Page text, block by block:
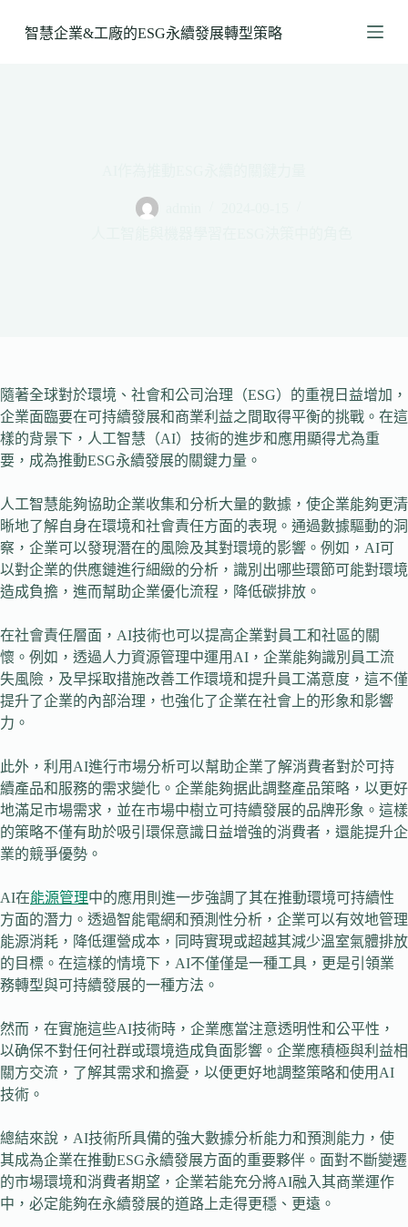
至
智慧企業&工廠的ESG永續發展轉型策略
隨著全球對於環境、社會和公司治理（ESG）的重視日益增加，
企業面臨要在可持續發展和商業利益之間取得平衡的挑戰。在這
樣的背景下，人工智慧（AI）技術的進步和應用顯得尤為重
要，成為推動ESG永續發展的關鍵力量。
人工智慧能夠協助企業收集和分析大量的數據，使企業能夠更清
晰地了解自身在環境和社會責任方面的表現。通過數據驅動的洞
察，企業可以發現潛在的風險及其對環境的影響。例如，AI可
以對企業的供應鏈進行細緻的分析，識別出哪些環節可能對環境
造成負擔，進而幫助企業優化流程，降低碳排放。
在社會責任層面，AI技術也可以提高企業對員工和社區的關
懷。例如，透過人力資源管理中運用AI，企業能夠識別員工流
失風險，及早採取措施改善工作環境和提升員工滿意度，這不僅
提升了企業的內部治理，也強化了企業在社會上的形象和影響
力。
此外，利用AI進行市場分析可以幫助企業了解消費者對於可持
續產品和服務的需求變化。企業能夠据此調整產品策略，以更好
地滿足市場需求，並在市場中樹立可持續發展的品牌形象。這樣
的策略不僅有助於吸引環保意識日益增強的消費者，還能提升企
業的競爭優勢。
AI在能源管理中的應用則進一步強調了其在推動環境可持續性
方面的潛力。透過智能電網和預測性分析，企業可以有效地管理
能源消耗，降低運營成本，同時實現或超越其減少溫室氣體排放
的目標。在這樣的情境下，AI不僅僅是一種工具，更是引領業
務轉型與可持續發展的一種方法。
然而，在實施這些AI技術時，企業應當注意透明性和公平性，
以确保不對任何社群或環境造成負面影響。企業應積極與利益相
關方交流，了解其需求和擔憂，以便更好地調整策略和使用AI
技術。
總結來說，AI技術所具備的強大數據分析能力和預測能力，使
其成為企業在推動ESG永續發展方面的重要夥伴。面對不斷變遷
的市場環境和消費者期望，企業若能充分將AI融入其商業運作
中，必定能夠在永續發展的道路上走得更穩、更遠。